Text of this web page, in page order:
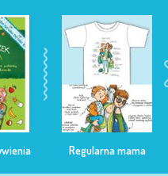
Regularna mama